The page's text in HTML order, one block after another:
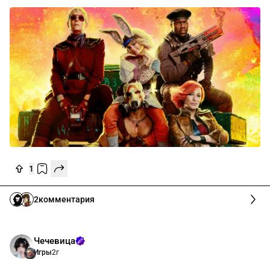
1
2комментария
Чечевица
Игры2г